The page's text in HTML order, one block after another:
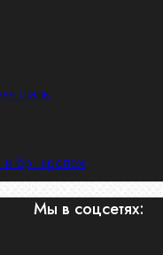
сталь
и бр. крепеж
Мы в соцсетях: